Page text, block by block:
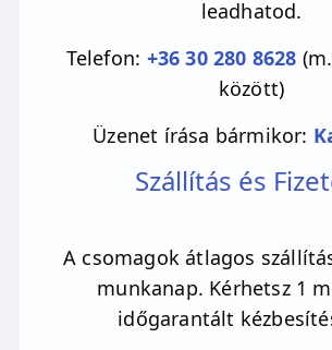
leadhatod.
Telefon: +36 30 280 8628
között)
Üzenet írása bármikor:
Szállítás és
A csomagok átlagos
munkanap. Kérhetsz 1
időgarantált